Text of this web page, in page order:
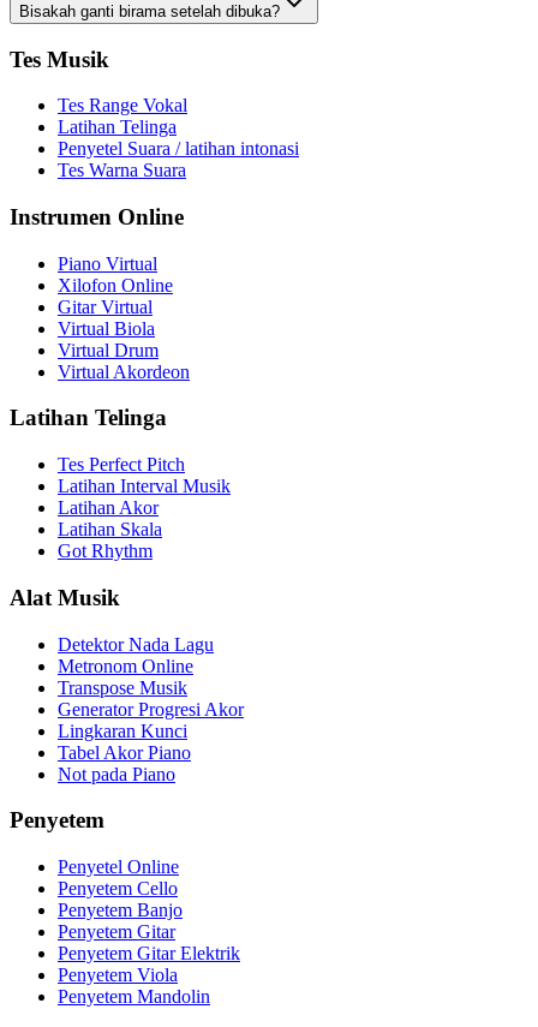
Bisakah ganti birama setelah dibuka?
Tes Musik
Tes Range Vokal
Latihan Telinga
Penyetel Suara / latihan intonasi
Tes Warna Suara
Instrumen Online
Piano Virtual
Xilofon Online
Gitar Virtual
Virtual Biola
Virtual Drum
Virtual Akordeon
Latihan Telinga
Tes Perfect Pitch
Latihan Interval Musik
Latihan Akor
Latihan Skala
Got Rhythm
Alat Musik
Detektor Nada Lagu
Metronom Online
Transpose Musik
Generator Progresi Akor
Lingkaran Kunci
Tabel Akor Piano
Not pada Piano
Penyetem
Penyetel Online
Penyetem Cello
Penyetem Banjo
Penyetem Gitar
Penyetem Gitar Elektrik
Penyetem Viola
Penyetem Mandolin